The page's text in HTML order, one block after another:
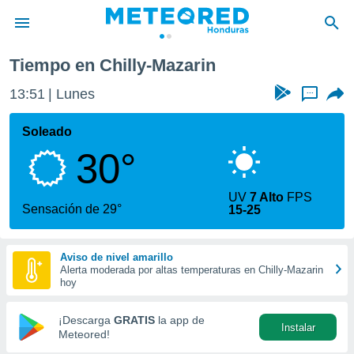
de
ha sido
calidad.
a este
las
y
forma
digital
basada
Tiempo en Chilly-Mazarin
13:51 Lunes ...
Soleado
30°
Sensación de 29°
UV7 Alto FPS
15-25
Aviso de nivel amarillo
Alerta moderada por altas temperaturas en Chilly-Mazarin
hoy
¡Descarga GRATIS la app de
Meteored!
Instalar